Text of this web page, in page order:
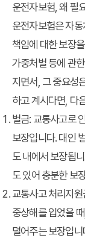
운전자보험, 왜 필
운전자보험은 자
책임에 대한 보장
가중처벌 등에 관
지면서, 그 중요성
하고 계시다면, 다
벌금: 교통사고로
보장입니다. 대인
도 내에서 보장됩
도 있어 충분한 보
교통사고 처리지
중상해를 입었을
덜어주는 보장입